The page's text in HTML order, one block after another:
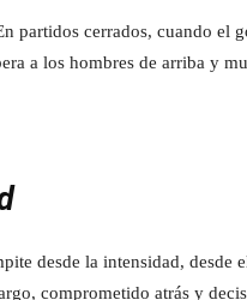
partidos cerrados, cuando el
a los hombres de arriba y
desde la intensidad, desde
comprometido atrás y